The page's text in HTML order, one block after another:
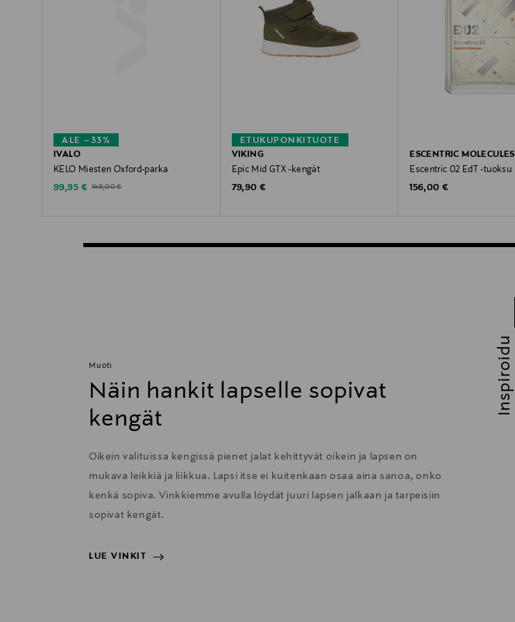
ALE –33%
IVALO
KELO Miesten Oxford-parka
Discounted Price
99,95 € Original Price
149,00 €
ETUKUPONKITUOTE
VIKING
Epic Mid GTX -kengät
Original Price
79,90 €
ESCENTRIC MOLECULES
Escentric 02 EdT -tuoksu
Original Price
156,00 €
Muoti
Näin hankit lapselle sopivat
kengät
Oikein valituissa kengissä pienet jalat kehittyvät oikein ja lapsen on
mukava leikkiä ja liikkua. Lapsi itse ei kuitenkaan osaa aina sanoa, onko
kenkä sopiva. Vinkkiemme avulla löydät juuri lapsen jalkaan ja tarpeisiin
sopivat kengät.
LUE VINKIT
Inspiroidu